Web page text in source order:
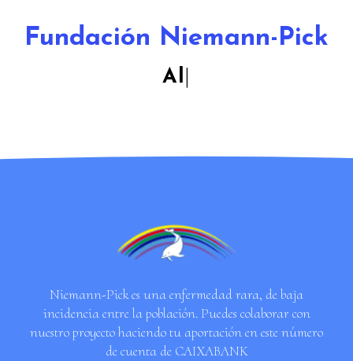
Fundación Niemann-Pick
Alcanzando M
Niemann-Pick es una enfermedad rara, de baja
incidencia entre la población. Puedes colaborar con
nuestro proyecto haciendo tu aportación en este número
de cuenta de CAIXABANK